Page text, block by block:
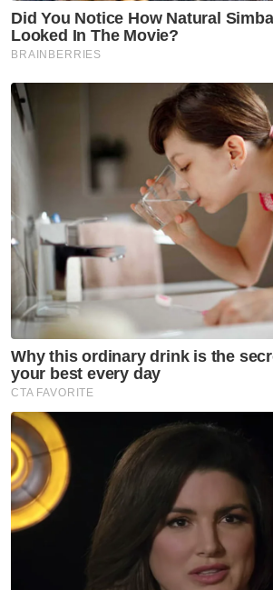
Rafizi (dua dari kiri) ketika Jelajah Hiruk di
malam Selasa.
“Dulu kita sangka selepas
dan pemilihan 2022, kumpulan
lenyap, tetapi kini mereka
besar.
Artikel Berkaitan:
Rafizi dedah diminta tanding di
Nasir pula di Pengkalan Chepa
Rafizi bakar kelambu
Pemilihan PKR: 'Kalau hak dinafikan,
bangkit bersama' - Rodziah
[VIDEO] Jangan lupa ‘mulut
dedahkan skandal demi skandal -
'Terkejut sakit jantung saya kalau
Timbalan Presiden PKR’ – Rafizi
‘Undi penentu masa depan PKR,
harga murah’ – Nik Nazmi